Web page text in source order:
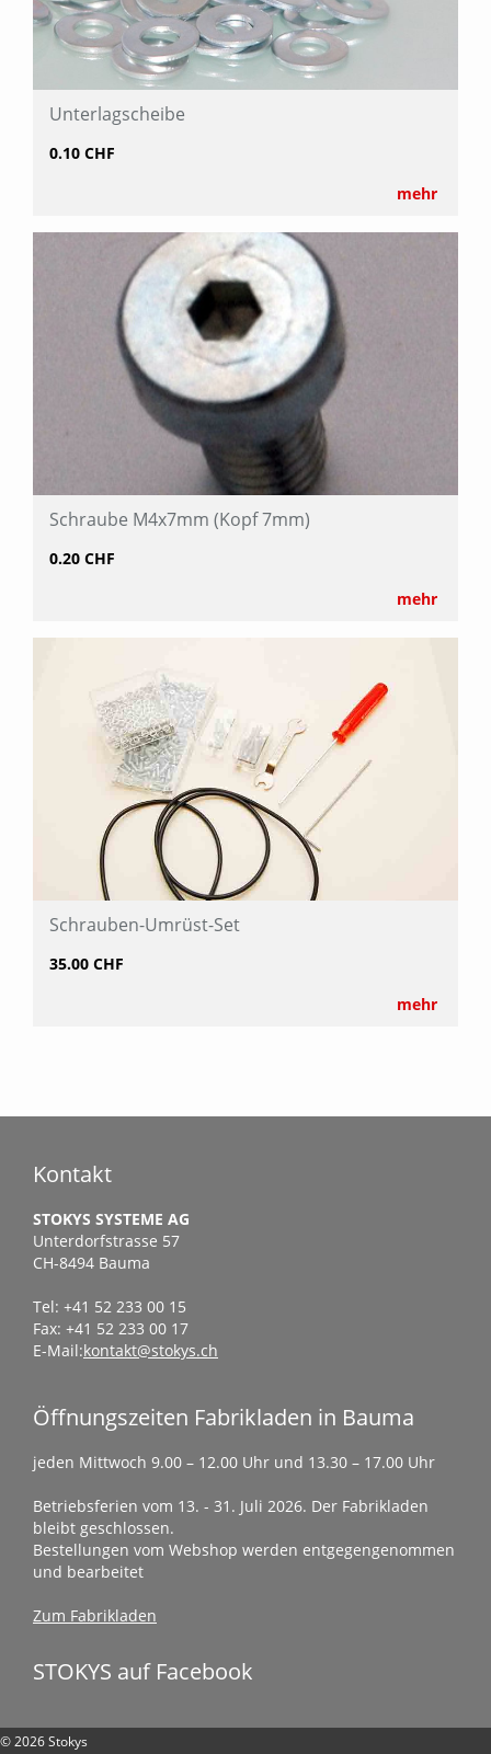
Unterlagscheibe
0.10 CHF
mehr
Schraube M4x7mm (Kopf 7mm)
0.20 CHF
mehr
Schrauben-Umrüst-Set
35.00 CHF
mehr
Kontakt
STOKYS SYSTEME AG
Unterdorfstrasse 57
CH-8494 Bauma
Tel: +41 52 233 00 15
Fax: +41 52 233 00 17
E-Mail:kontakt@stokys.ch
Öffnungszeiten Fabrikladen in Bauma
jeden Mittwoch 9.00 – 12.00 Uhr und 13.30 – 17.00 Uhr
Betriebsferien vom 13. - 31. Juli 2026. Der Fabrikladen
bleibt geschlossen.
Bestellungen vom Webshop werden entgegengenommen
und bearbeitet
Zum Fabrikladen
STOKYS auf Facebook
© 2026 Stokys